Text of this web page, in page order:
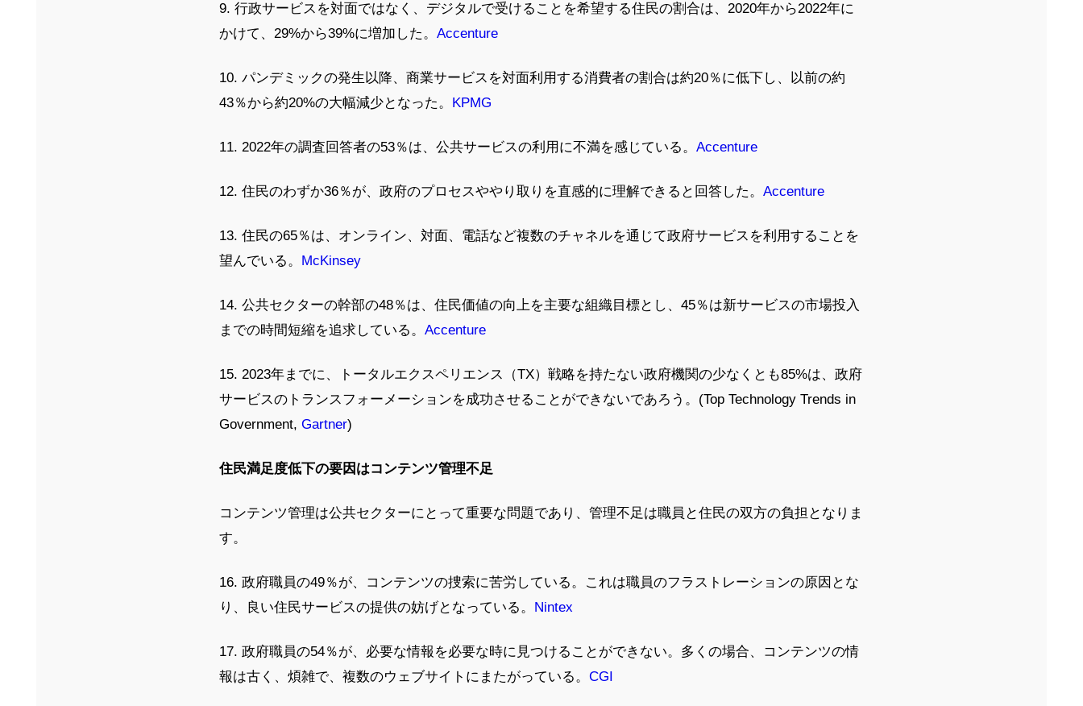
9. 行政サービスを対面ではなく、デジタルで受けることを希望する住民の割合は、2020年から2022年に
かけて、29%から39%に増加した。 Accenture
10. パンデミックの発生以降、商業サービスを対面利用する消費者の割合は約20％に低下し、以前の約
43％から約20%の大幅減少となった。 KPMG
11. 2022年の調査回答者の53％は、公共サービスの利用に不満を感じている。 Accenture
12. 住民のわずか36％が、政府のプロセスややり取りを直感的に理解できると回答した。 Accenture
13. 住民の65％は、オンライン、対面、電話など複数のチャネルを通じて政府サービスを利用することを
望んでいる。 McKinsey
14. 公共セクターの幹部の48％は、住民価値の向上を主要な組織目標とし、45％は新サービスの市場投入
までの時間短縮を追求している。 Accenture
15. 2023年までに、トータルエクスペリエンス（TX）戦略を持たない政府機関の少なくとも85%は、政府
サービスのトランスフォーメーションを成功させることができないであろう。(Top Technology Trends in
Government, Gartner)
住民満足度低下の要因はコンテンツ管理不足
コンテンツ管理は公共セクターにとって重要な問題であり、管理不足は職員と住民の双方の負担となりま
す。
16. 政府職員の49％が、コンテンツの捜索に苦労している。これは職員のフラストレーションの原因とな
り、良い住民サービスの提供の妨げとなっている。 Nintex
17. 政府職員の54％が、必要な情報を必要な時に見つけることができない。多くの場合、コンテンツの情
報は古く、煩雑で、複数のウェブサイトにまたがっている。 CGI